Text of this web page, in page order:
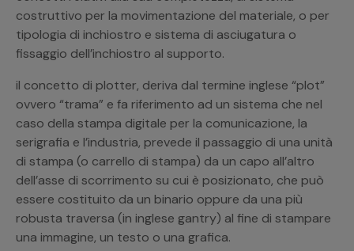
costruttivo per la movimentazione del materiale, o per
tipologia di inchiostro e sistema di asciugatura o
fissaggio dell’inchiostro al supporto.
il concetto di plotter, deriva dal termine inglese “plot”
ovvero “trama” e fa riferimento ad un sistema che nel
caso della stampa digitale per la comunicazione, la
serigrafia e l’industria, prevede il passaggio di una unità
di stampa (o carrello di stampa) da un capo all’altro
dell’asse di scorrimento su cui è posizionato, che può
essere costituito da un binario oppure da una più
robusta traversa (in inglese gantry) al fine di stampare
una immagine, un testo o una grafica.